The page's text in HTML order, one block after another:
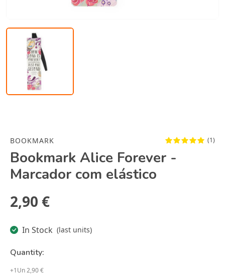
BOOKMARK (1)
Bookmark Alice Forever -
Marcador com elástico
2,90 €
In Stock (last units)
Quantity:
+1Un 2,90 €